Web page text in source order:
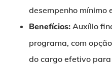
desempenho mínimo
Benefícios:Auxílio
programa, com
do cargo efetivo